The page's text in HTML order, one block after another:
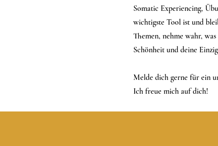
Somatic Experiencing,
wichtigste Tool ist und
Themen, nehme wahr,
Schönheit und deine
Melde dich gerne für ein
Ich freue mich auf dich!